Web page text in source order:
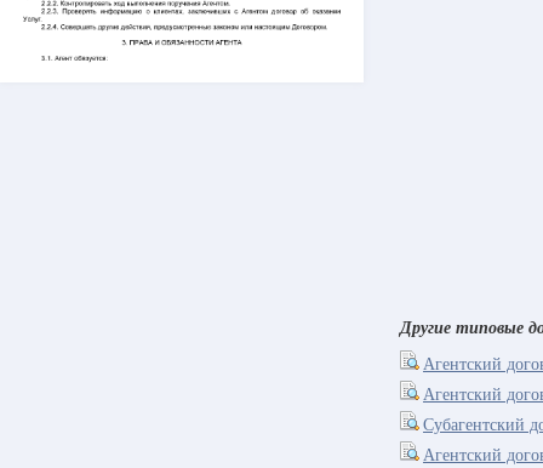
Другие типовые
Агентский
Агентский
Субагентский
Агентский